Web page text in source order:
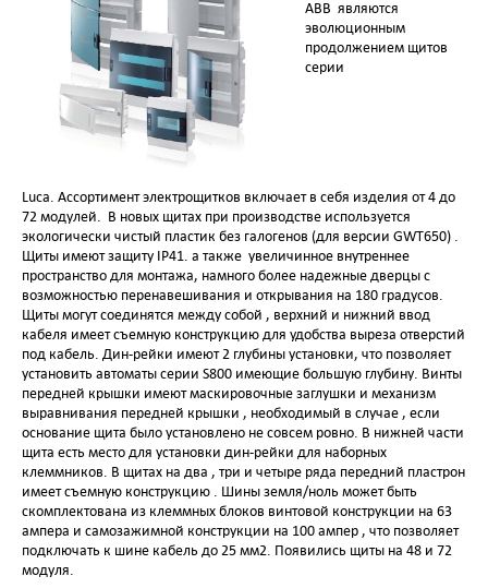
ABB являются
эволюционным
продолжением щитов
серии
Luca. Ассортимент электрощитков включает в себя изделия от 4 до
72 модулей. В новых щитах при производстве используется
экологически чистый пластик без галогенов (для версии GWT650) .
Щиты имеют защиту IP41. а также увеличинное внутреннее
пространство для монтажа, намного более надежные дверцы с
возможностью перенавешивания и открывания на 180 градусов.
Щиты могут соединятся между собой , верхний и нижний ввод
кабеля имеет съемную конструкцию для удобства выреза отверстий
под кабель. Дин-рейки имеют 2 глубины установки, что позволяет
установить автоматы серии S800 имеющие большую глубину. Винты
передней крышки имеют маскировочные заглушки и механизм
выравнивания передней крышки , необходимый в случае , если
основание щита было установлено не совсем ровно. В нижней части
щита есть место для установки дин-рейки для наборных
клеммников. В щитах на два , три и четыре ряда передний пластрон
имеет съемную конструкцию . Шины земля/ноль может быть
скомплектована из клеммных блоков винтовой конструкции на 63
ампера и самозажимной конструкции на 100 ампер , что позволяет
подключать к шине кабель до 25 мм2. Появились щиты на 48 и 72
модуля.